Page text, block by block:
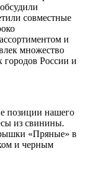
совместные
и
множество
городов России и
нашего
из свинины.
«Пряные» в
и черным